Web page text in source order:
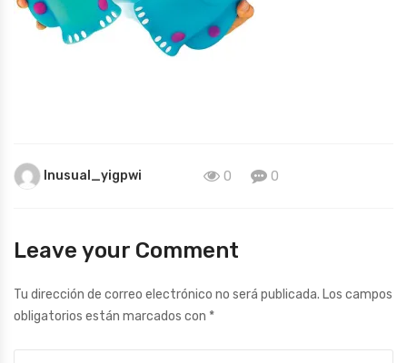
Inusual_yigpwi 0 0
Leave your Comment
Tu dirección de correo electrónico no será publicada. Los campos
obligatorios están marcados con *